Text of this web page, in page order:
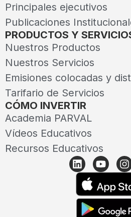
Principales ejecutivos
Publicaciones
PRODUCTOS Y
Nuestros Productos
Nuestros Servicios
Emisiones colocadas y
Tarifario de Servicios
CÓMO INVERTIR
Academia PARVAL
Vídeos Educativos
Recursos Educativos